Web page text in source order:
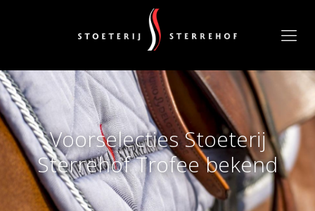
Voorselecties Stoeterij
Sterrehof Trofee bekend